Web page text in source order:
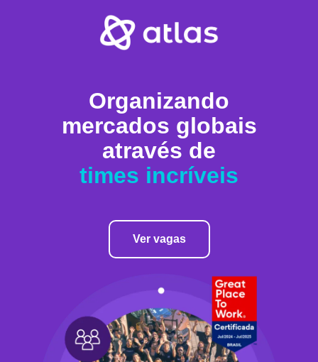
Organizando
mercados globais
através de
times incríveis
Ver vagas